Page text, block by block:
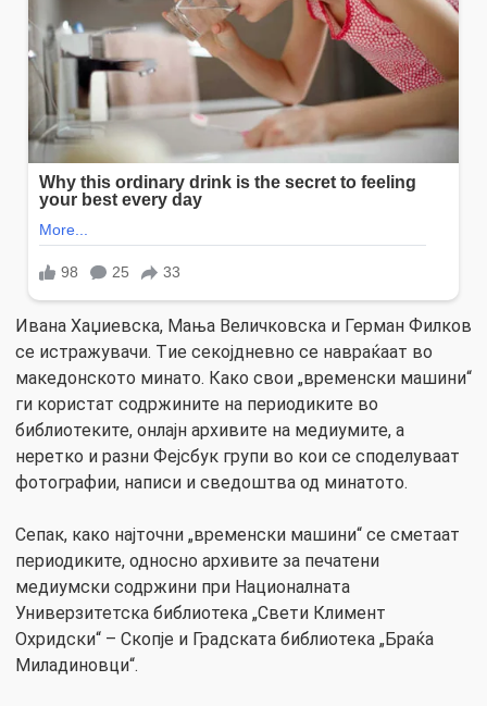
Ивана Хаџиевска, Мања Величковска и Герман Филков
се истражувачи. Tие секојдневно се навраќаат во
македонското минато. Како свои „временски машини“
ги користат содржините на периодиките во
библиотеките, онлајн архивите на медиумите, а
неретко и разни Фејсбук групи во кои се споделуваат
фотографии, написи и сведоштва од минатото.
Сепак, како најточни „временски машини“ се сметаат
периодиките, односно архивите за печатени
медиумски содржини при Националната
Универзитетска библиотека „Свети Климент
Охридски“ – Скопје и Градската библиотека „Браќа
Миладиновци“.